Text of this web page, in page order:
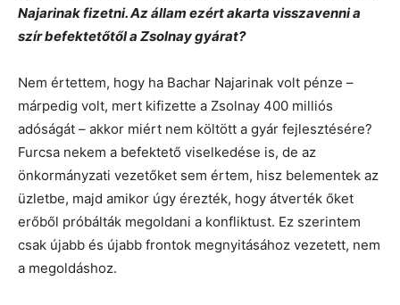
Najarinak fizetni. Az állam ezért akarta visszavenni a
szír befektetőtől a Zsolnay gyárat?
Nem értettem, hogy ha Bachar Najarinak volt pénze –
márpedig volt, mert kifizette a Zsolnay 400 milliós
adóságát – akkor miért nem költött a gyár fejlesztésére?
Furcsa nekem a befektető viselkedése is, de az
önkormányzati vezetőket sem értem, hisz belementek az
üzletbe, majd amikor úgy érezték, hogy átverték őket
erőből próbálták megoldani a konfliktust. Ez szerintem
csak újabb és újabb frontok megnyitásához vezetett, nem
a megoldáshoz.